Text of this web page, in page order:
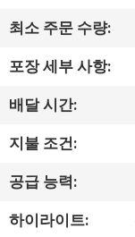
공
장
투
최소 주문 수량:
포장 세부 사항:
배달 시간:
지불 조건:
공급 능력:
하이라이트: